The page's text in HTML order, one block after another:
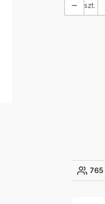
szt.
765